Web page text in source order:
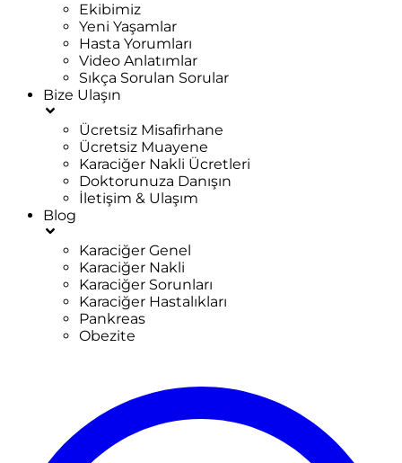
Ekibimiz
Yeni Yaşamlar
Hasta Yorumları
Video Anlatımlar
Sıkça Sorulan Sorular
Bize Ulaşın
Ücretsiz Misafirhane
Ücretsiz Muayene
Karaciğer Nakli Ücretleri
Doktorunuza Danışın
İletişim & Ulaşım
Blog
Karaciğer Genel
Karaciğer Nakli
Karaciğer Sorunları
Karaciğer Hastalıkları
Pankreas
Obezite